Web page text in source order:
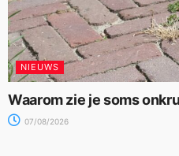
NIEUWS
Waarom zie je soms
07/08/2026